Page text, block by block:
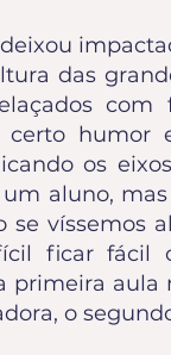
das
com
certo
os
aluno,
se
ficar fácil
primeira
o